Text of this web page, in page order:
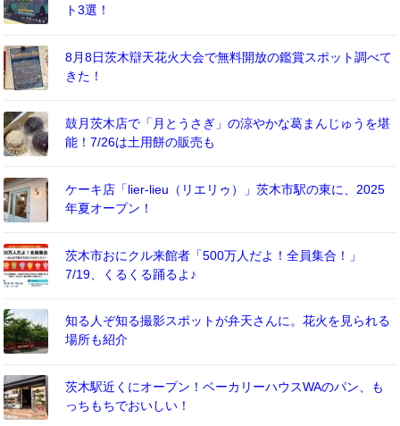
ト3選！
8月8日茨木辯天花火大会で無料開放の鑑賞スポット調べて
きた！
鼓月茨木店で「月とうさぎ」の涼やかな葛まんじゅうを堪
能！7/26は土用餅の販売も
ケーキ店「lier-lieu（リエリゥ）」茨木市駅の東に、2025
年夏オープン！
茨木市おにクル来館者「500万人だよ！全員集合！」
7/19、くるくる踊るよ♪
知る人ぞ知る撮影スポットが弁天さんに。花火を見られる
場所も紹介
茨木駅近くにオープン！ベーカリーハウスWAのパン、も
っちもちでおいしい！